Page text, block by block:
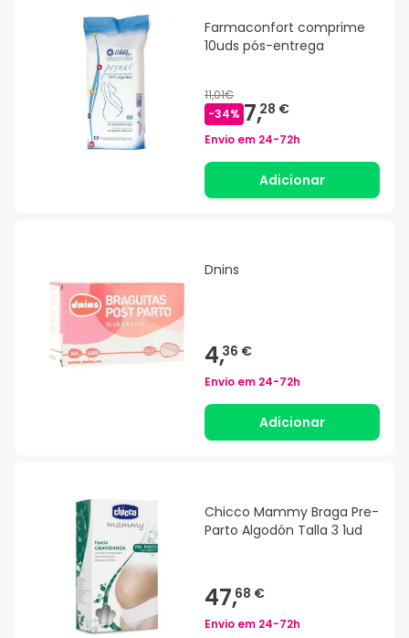
Farmaconfort comprime
10uds pós-entrega
11,01€
-34% 7,28 €
Envio em 24-72h
Adicionar
Dnins
4,36 €
Envio em 24-72h
Adicionar
Chicco Mammy Braga Pre-
Parto Algodón Talla 3 1ud
47,68 €
Envio em 24-72h